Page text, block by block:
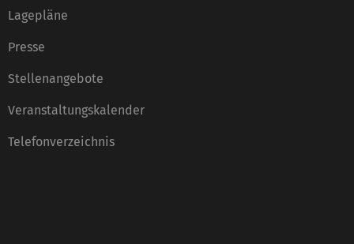
Lagepläne
Presse
Stellenangebote
Veranstaltungskalender
Telefonverzeichnis